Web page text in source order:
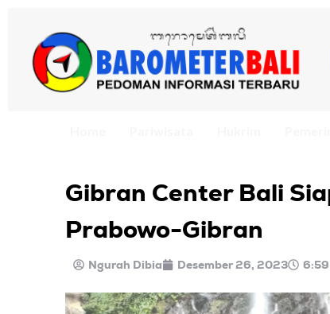
Gibran Center Bali
Prabowo-Gibran
Ngurah Dibia Desember 26, 2023 6:59